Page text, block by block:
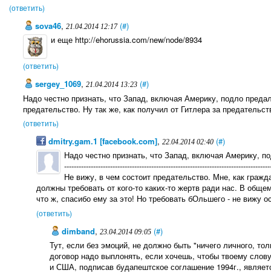
(ответить)
sova46, 21.04.2014 12:17 (#)
и еще http://ehorussia.com/new/node/8934
(ответить)
sergey_1069, 21.04.2014 13:23 (#)
Надо честно признать, что Запад, включая Америку, подло
предательство. Ну так же, как получил от Гитлера за
(ответить)
dmitry.gam.1 [facebook.com],22.04.2014 02:40 (#)
Надо честно признать, что Запад, включая Америку,
Не вижу, в чем состоит предательство. Мне, как
должны требовать от кого-то каких-то жертв ради нас. В
что ж, спасибо ему за это! Но требовать бОльшего - не вижу
(ответить)
dimband, 23.04.2014 09:05 (#)
Тут, если без эмоций, не должно быть "ничего личного,
договор надо выплонять, если хочешь, чтобы твоему
и США, подписав будапештское соглашение 1994г.,